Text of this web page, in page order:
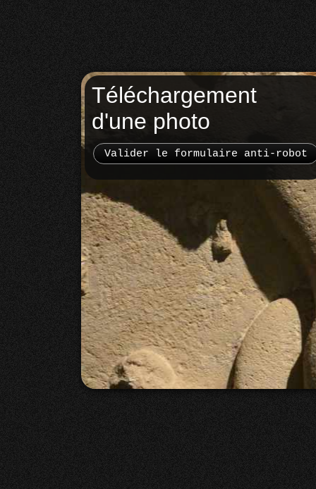
Téléchargement
d'une photo